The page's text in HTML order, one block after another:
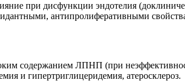
при дисфункции эндотелия
антипролиферативными
содержанием ЛПНП (при
и гипертриглицеридемия, атеросклероз.